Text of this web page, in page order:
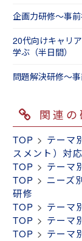
企画力研修～事
20代向けキャリ
学ぶ（半日間）
問題解決研修～
関連
TOP > テーマ
スメント）対
TOP > テーマ
TOP > ニーズ
研修
TOP > テーマ
TOP > テーマ
TOP > テーマ